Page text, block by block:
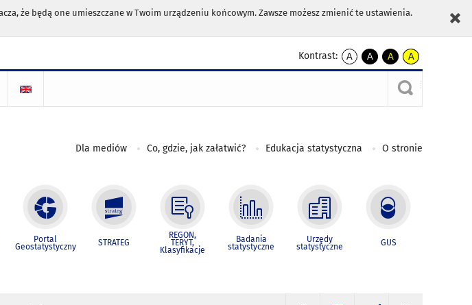
że będą one umieszczane w Twoim urządzeniu końcowym. Zawsze możesz zmienić te ustawienia.
Kontrast:
A
kontrast
A
kontrast
czarnym
A
kontrast
żółty
tekst
czarnym
A
kontrast
czarny
tekst
żółtym
Dla mediów Co, gdzie, jak załatwić? Edukacja statystyczna O stronie
Portal
Geostatystyczny STRATEG
REGON,
TERYT,
Klasyfikacje
Badania
statystyczne
Urzędy
statystyczne GUS